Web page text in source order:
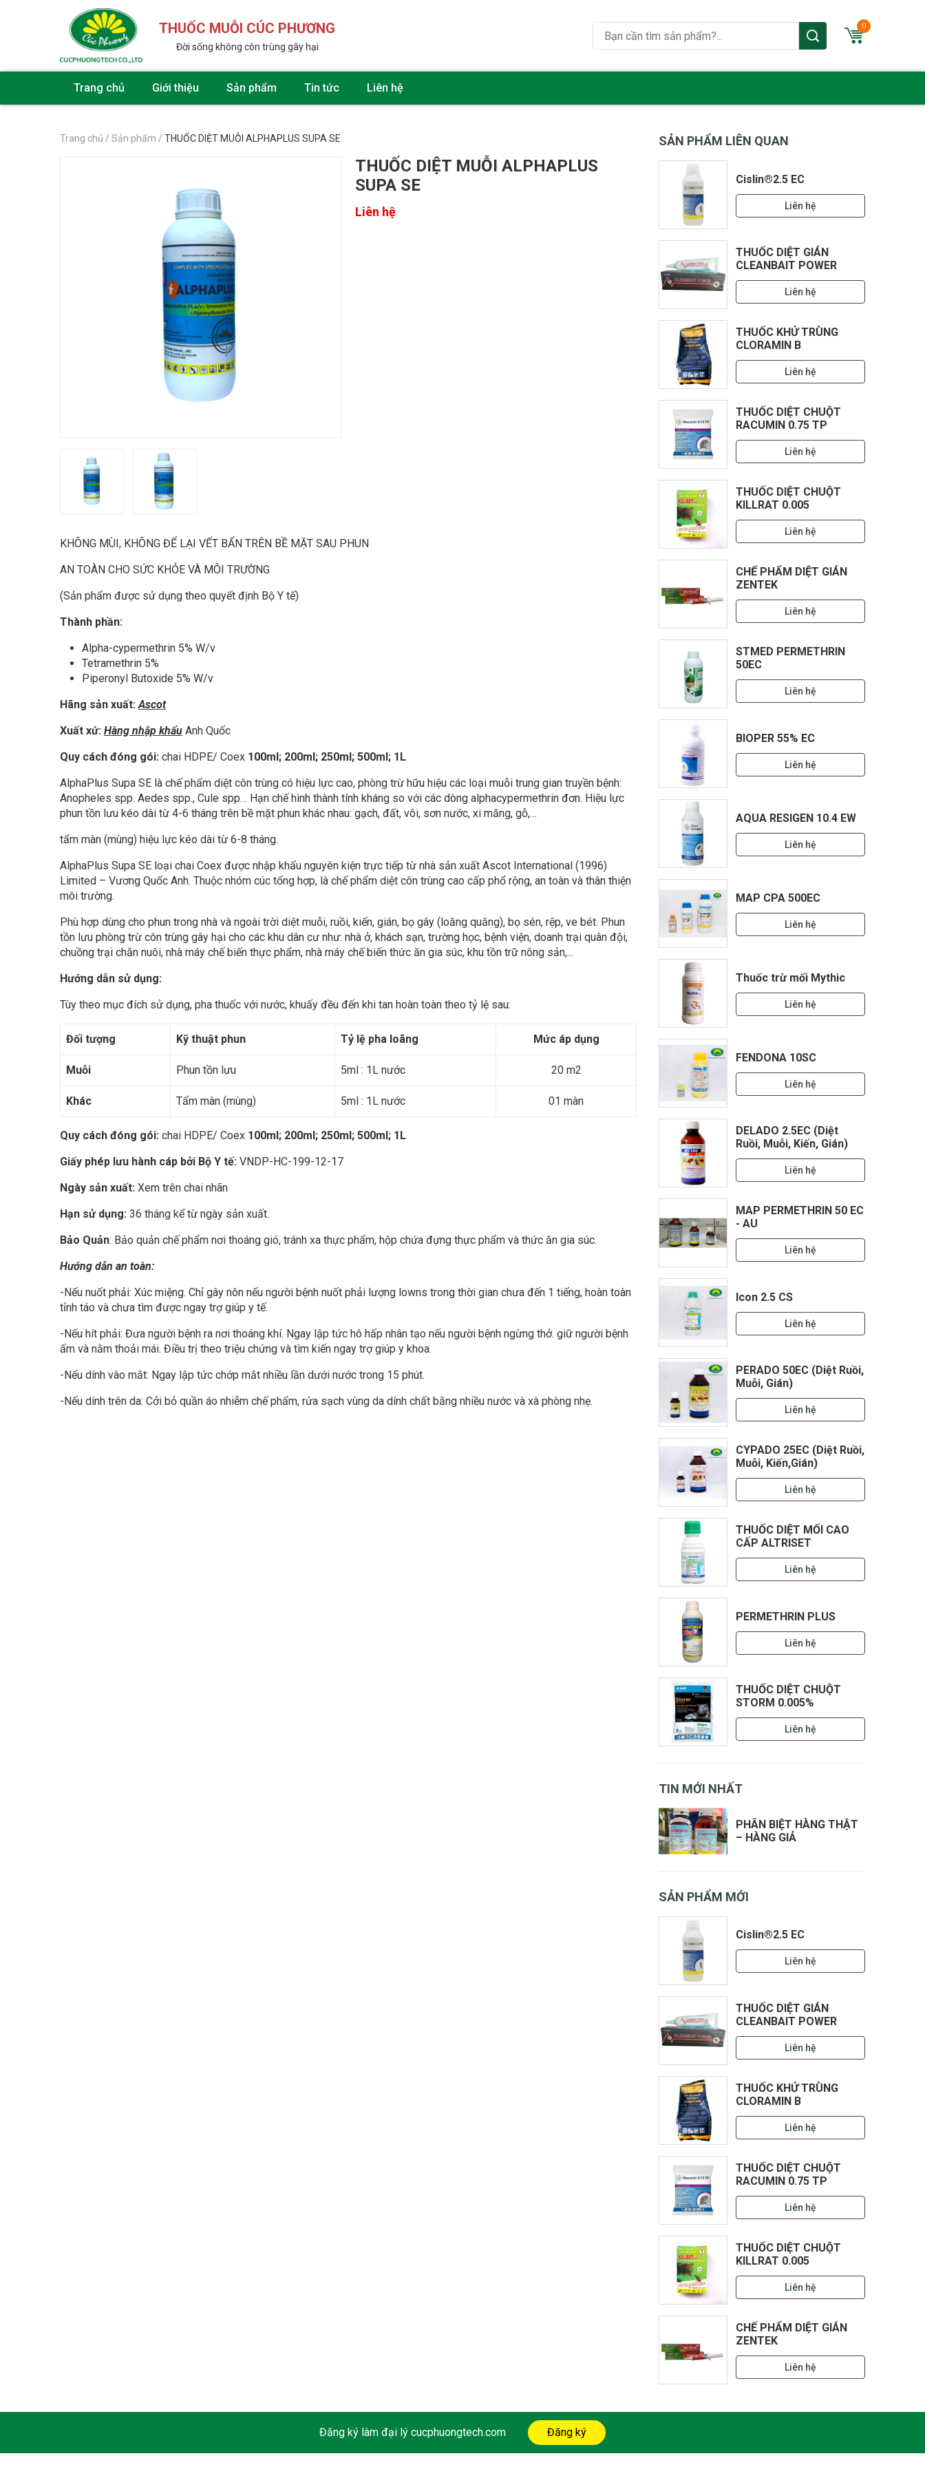
THUỐC MUỖI CÚC PHƯƠNG
Đời sống không côn trùng gây hại
0
Trang chủ Giới thiệu Sản phẩm Tin tức Liên hệ
Trang chủ / Sản phẩm / THUỐC DIỆT MUỖI ALPHAPLUS SUPA SE
THUỐC DIỆT MUỖI ALPHAPLUS
SUPA SE
Liên hệ
KHÔNG MÙI, KHÔNG ĐỂ LẠI VẾT BẨN TRÊN BỀ MẶT SAU PHUN
AN TOÀN CHO SỨC KHỎE VÀ MÔI TRƯỜNG
(Sản phẩm được sử dụng theo quyết định Bộ Y tế)
Thành phần:
Alpha-cypermethrin 5% W/v
Tetramethrin 5%
Piperonyl Butoxide 5% W/v
Hãng sản xuất: Ascot
Xuất xứ: Hàng nhập khẩu Anh Quốc
Quy cách đóng gói: chai HDPE/ Coex 100ml; 200ml; 250ml; 500ml; 1L
AlphaPlus Supa SE là chế phẩm diệt côn trùng có hiệu lực cao, phòng trừ hữu hiệu các loại muỗi trung gian truyền bệnh:
Anopheles spp. Aedes spp., Cule spp… Hạn chế hình thành tính kháng so với các dòng alphacypermethrin đơn. Hiệu lực
phun tồn lưu kéo dài từ 4-6 tháng trên bề mặt phun khác nhau: gạch, đất, vôi, sơn nước, xi măng, gỗ,…
tẩm màn (mùng) hiệu lực kéo dài từ 6-8 tháng.
AlphaPlus Supa SE loại chai Coex được nhập khẩu nguyên kiện trực tiếp từ nhà sản xuất Ascot International (1996)
Limited – Vương Quốc Anh. Thuộc nhóm cúc tổng hợp, là chế phẩm diệt côn trùng cao cấp phổ rộng, an toàn và thân thiện
môi trường.
Phù hợp dùng cho phun trong nhà và ngoài trời diệt muỗi, ruồi, kiến, gián, bọ gây (loăng quăng), bọ sén, rệp, ve bét. Phun
tồn lưu phòng trừ côn trùng gây hại cho các khu dân cư như: nhà ở, khách sạn, trường học, bệnh viện, doanh trại quân đội,
chuồng trại chăn nuôi, nhà máy chế biến thực phẩm, nhà máy chế biến thức ăn gia súc, khu tồn trữ nông sản,…
Hướng dẫn sử dụng:
Tùy theo mục đích sử dụng, pha thuốc với nước, khuấy đều đến khi tan hoàn toàn theo tỷ lệ sau:
Đối tượng Kỹ thuật phun Tỷ lệ pha loãng Mức áp dụng
Muỗi Phun tồn lưu 5ml : 1L nước 20 m2
Khác Tẩm màn (mùng) 5ml : 1L nước 01 màn
Quy cách đóng gói: chai HDPE/ Coex 100ml; 200ml; 250ml; 500ml; 1L
Giấy phép lưu hành cáp bởi Bộ Y tế: VNDP-HC-199-12-17
Ngày sản xuất: Xem trên chai nhãn
Hạn sử dụng: 36 tháng kể từ ngày sản xuất.
Bảo Quản: Bảo quản chế phẩm nơi thoáng gió, tránh xa thực phẩm, hộp chứa đựng thực phẩm và thức ăn gia súc.
Hướng dẫn an toàn:
-Nếu nuốt phải: Xúc miệng. Chỉ gây nôn nếu người bệnh nuốt phải lượng lowns trong thời gian chưa đến 1 tiếng, hoàn toàn
tỉnh táo và chưa tìm được ngay trợ giúp y tế.
-Nếu hít phải: Đưa người bệnh ra nơi thoáng khí. Ngay lập tức hô hấp nhân tạo nếu người bệnh ngừng thở. giữ người bệnh
ấm và nằm thoải mái. Điều trị theo triệu chứng và tìm kiến ngay trợ giúp y khoa.
-Nếu dính vào mắt: Ngay lập tức chớp mắt nhiều lần dưới nước trong 15 phút.
-Nếu dính trên da: Cởi bỏ quần áo nhiễm chế phẩm, rửa sạch vùng da dính chất bằng nhiều nước và xà phòng nhẹ.
SẢN PHẨM LIÊN QUAN
Cislin®2.5 EC
Liên hệ
THUỐC DIỆT GIÁN
CLEANBAIT POWER
Liên hệ
THUỐC KHỬ TRÙNG
CLORAMIN B
Liên hệ
THUỐC DIỆT CHUỘT
RACUMIN 0.75 TP
Liên hệ
THUỐC DIỆT CHUỘT
KILLRAT 0.005
Liên hệ
CHẾ PHẨM DIỆT GIÁN
ZENTEK
Liên hệ
STMED PERMETHRIN
50EC
Liên hệ
BIOPER 55% EC
Liên hệ
AQUA RESIGEN 10.4 EW
Liên hệ
MAP CPA 500EC
Liên hệ
Thuốc trừ mối Mythic
Liên hệ
FENDONA 10SC
Liên hệ
DELADO 2.5EC (Diệt
Ruồi, Muỗi, Kiến, Gián)
Liên hệ
MAP PERMETHRIN 50 EC
- AU
Liên hệ
Icon 2.5 CS
Liên hệ
PERADO 50EC (Diệt Ruồi,
Muỗi, Gián)
Liên hệ
CYPADO 25EC (Diệt Ruồi,
Muỗi, Kiến,Gián)
Liên hệ
THUỐC DIỆT MỐI CAO
CẤP ALTRISET
Liên hệ
PERMETHRIN PLUS
Liên hệ
THUỐC DIỆT CHUỘT
STORM 0.005%
Liên hệ
TIN MỚI NHẤT
PHÂN BIỆT HÀNG THẬT
– HÀNG GIẢ
SẢN PHẨM MỚI
Cislin®2.5 EC
Liên hệ
THUỐC DIỆT GIÁN
CLEANBAIT POWER
Liên hệ
THUỐC KHỬ TRÙNG
CLORAMIN B
Liên hệ
THUỐC DIỆT CHUỘT
RACUMIN 0.75 TP
Liên hệ
THUỐC DIỆT CHUỘT
KILLRAT 0.005
Liên hệ
CHẾ PHẨM DIỆT GIÁN
ZENTEK
Liên hệ
Đăng ký làm đại lý cucphuongtech.com Đăng ký